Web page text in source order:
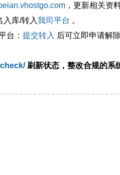
，更新相关资
库/转入我司平台 。
台： 提交转入 后可立即申请解
刷新状态，整改合规的系